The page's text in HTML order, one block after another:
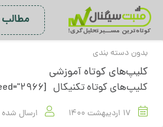
مطالب
بدون دسته بندی
کلیپ‌های کوتاه آموزشی
کلیپ‌های کوتاه تکنیکال [instagram feed="2966"]
ارسال